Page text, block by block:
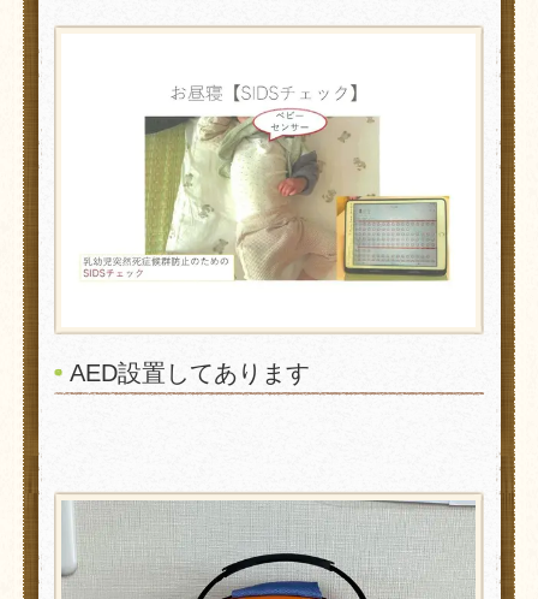
AED設置してあります